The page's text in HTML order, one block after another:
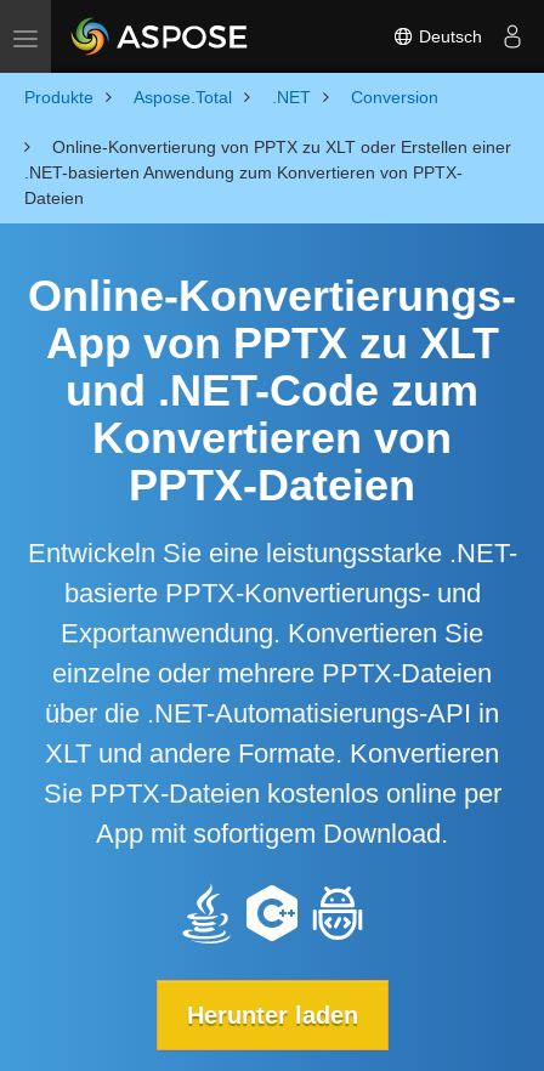
Toggle navigation Deutsch
Produkte Aspose.Total .NET Conversion
Online-Konvertierung von PPTX zu XLT oder Erstellen einer
.NET-basierten Anwendung zum Konvertieren von PPTX-
Dateien
Online-Konvertierungs-
App von PPTX zu XLT
und .NET-Code zum
Konvertieren von
PPTX-Dateien
Entwickeln Sie eine leistungsstarke .NET-
basierte PPTX-Konvertierungs- und
Exportanwendung. Konvertieren Sie
einzelne oder mehrere PPTX-Dateien
über die .NET-Automatisierungs-API in
XLT und andere Formate. Konvertieren
Sie PPTX-Dateien kostenlos online per
App mit sofortigem Download.
Herunter laden